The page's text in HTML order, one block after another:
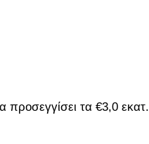
προσεγγίσει τα €3,0 εκατ.